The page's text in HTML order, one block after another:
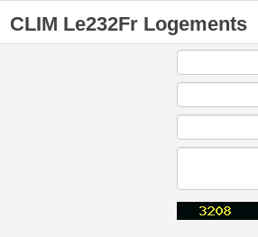
CLIM Le232Fr Logements